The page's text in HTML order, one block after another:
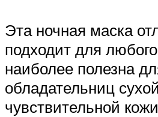
Эта ночная маска
подходит для
наиболее полезна
обладательниц
чувствительной